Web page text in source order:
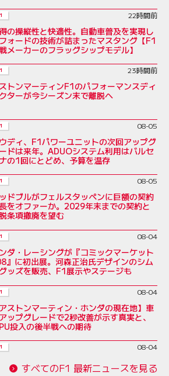
22時間前
の操縦性と快適性。自動車普及を実現し
ォードの技術が詰まったマスタング【F1
メーカーのフラッグシップモデル】
23時間前
トンマーティンF1のパフォーマンスディ
ターが今シーズン末で離脱へ
08-05
ディ、F1パワーユニットの次回アップグ
ドは来年。ADUOシステム利用はバルセ
の1回にとどめ、予算を温存
08-05
ドブルがフェルスタッペンに巨額の契約
をオファーか。2029年末までの契約と
条項撤廃を望む
08-04
ダ・レーシングが『コミックマーケット
』に初出展。河森正治氏デザインのシム
ッズを販売、F1展示やステージも
08-04
アストンマーティン・ホンダの現在地】車
ップグレードで2秒改善が示す真実と、
投入の後半戦への期待
08-04
すべてのF1 最新ニュースを見る